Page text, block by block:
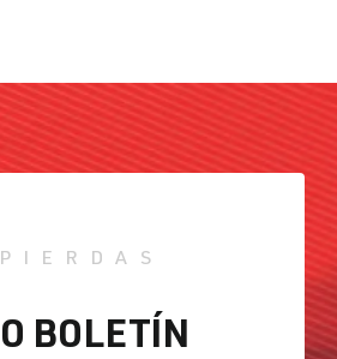
BOLETÍN